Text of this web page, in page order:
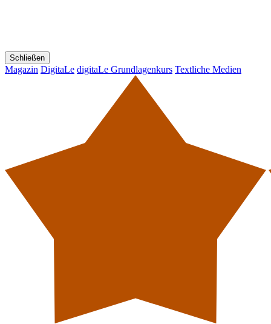
Schließen
Magazin DigitaLe digitaLe Grundlagenkurs Textliche Medien